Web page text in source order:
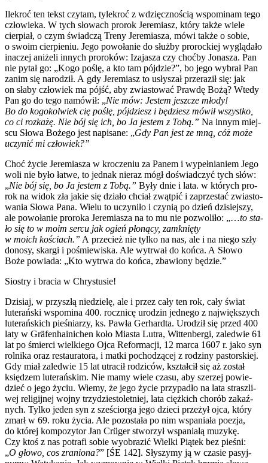
Ile­kroć ten tekst czy­tam, tyle­kroć z wdzięcz­no­ścią wspo­mi­nam tego
czło­wie­ka. W tych sło­wach pro­rok Jere­miasz, któ­ry tak­że wie­le
cier­piał, o czym świad­czą Tre­ny Jere­mia­sza, mówi tak­że o sobie,
o swo­im cier­pie­niu. Jego powo­ła­nie do służ­by pro­roc­kiej wyglą­da­ło
ina­czej ani­że­li innych pro­ro­ków: Iza­ja­sza czy choć­by Jona­sza. Pan
nie pytał go: „Kogo poślę, a kto tam pój­dzie?”, bo jego wybrał Pan
zanim się naro­dził. A gdy Jere­miasz to usły­szał prze­ra­ził się: jak
on sła­by czło­wiek ma pójść, aby zwia­sto­wać Praw­dę Bożą? Wte­dy
Pan go do tego namó­wił: „Nie mów: Jestem jesz­cze mło­dy!
Bo do kogo­kol­wiek cię poślę, pój­dziesz i będziesz mówił wszyst­ko,
co ci roz­ka­żę. Nie bój się ich, bo Ja jestem z Tobą.” Na innym miej­
scu Sło­wa Boże­go jest napi­sa­ne: „Gdy Pan jest ze mną, cóż może
uczy­nić mi czło­wiek?”
Choć życie Jere­mia­sza w kro­cze­niu za Panem i wypeł­nia­niem Jego
woli nie było łatwe, to jed­nak nie­raz mógł doświad­czyć tych słów:
„Nie bój się, bo Ja jestem z Tobą.” Były dnie i lata. w któ­rych pro­
rok na widok zła jakie się dzia­ło chciał zwąt­pić i zaprze­stać zwia­sto­
wa­nia Sło­wa Pana. Wie­lu to uczy­ni­ło i czy­nią po dzień dzi­siej­szy,
ale powo­ła­nie pro­ro­ka Jere­mia­sza na to mu nie pozwo­li­ło: „…to sta­
ło się to w moim ser­cu jak ogień pło­ną­cy, zamknię­ty
w moich kościach.” A prze­cież nie tyl­ko na nas, ale i na nie­go szły
dono­sy, skar­gi i pośmie­wi­ska. Ale wytrwał do koń­ca. A Sło­wo
Boże powia­da: „Kto wytrwa do koń­ca, zba­wio­ny będzie.”
Sio­stry i bra­cia w Chry­stu­sie!
Dzi­siaj, w przy­szłą nie­dzie­lę, ale i przez cały ten rok, cały świat
lute­rań­ski wspo­mi­na 400. rocz­ni­cę uro­dzin jed­ne­go z naj­więk­szych
lute­rań­skich pie­śnia­rzy, ks. Paw­ła Ger­hard­ta. Uro­dził się przed 400
laty w Gräfen­ha­ini­chen koło Mia­sta Lutra, Wit­ten­ber­gi, zale­d­wie 61
lat po śmier­ci wiel­kie­go Ojca Refor­ma­cji, 12 mar­ca 1607 r. jako syn
rol­ni­ka oraz restau­ra­to­ra, i mat­ki pocho­dzą­cej z rodzi­ny pastor­skiej.
Gdy miał zale­d­wie 15 lat utra­cił rodzi­ców, kształ­cił się aż został
księ­dzem lute­rań­skim. Nie mamy wie­le cza­su, aby sze­rzej powie­
dzieć o jego życiu. Wie­my, że jego życie przy­pa­dło na lata strasz­li­
wej reli­gij­nej woj­ny trzy­dzie­sto­let­niej, lata cięż­kich cho­rób zakaź­
nych. Tyl­ko jeden syn z sze­ścior­ga jego dzie­ci prze­żył ojca, któ­ry
zmarł w 69. roku życia. Ale pozo­sta­ła po nim wspa­nia­ła poezja,
do któ­rej kom­po­zy­tor Jan Crüger stwo­rzył wspa­nia­łą muzy­kę.
Czy ktoś z nas potra­fi sobie wyobra­zić Wiel­ki Pią­tek bez pie­śni:
„O gło­wo, cos zra­nio­na?” [ŚE 142]. Sły­szy­my ją w cza­sie pasyj­